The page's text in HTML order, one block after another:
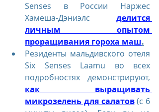
Senses в России Наржес
Хамеша-Дэниэлс делится
личным опытом
проращивания гороха маш.
Резиденты мальдивского отеля
Six Senses Laamu во всех
как выращивать
микрозелень для салатов (с 6